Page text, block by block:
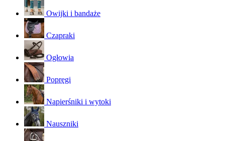
Owijki i bandaże
Czapraki
Ogłowia
Popręgi
Napierśniki i wytoki
Nauszniki